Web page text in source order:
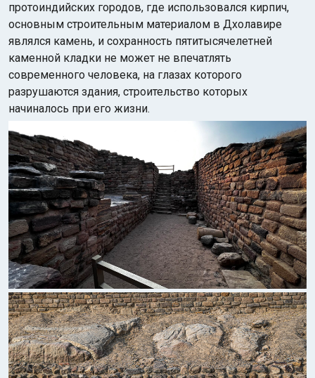
протоиндийских городов, где использовался кирпич,
основным строительным материалом в Дхолавире
являлся камень, и сохранность пятитысячелетней
каменной кладки не может не впечатлять
современного человека, на глазах которого
разрушаются здания, строительство которых
начиналось при его жизни.